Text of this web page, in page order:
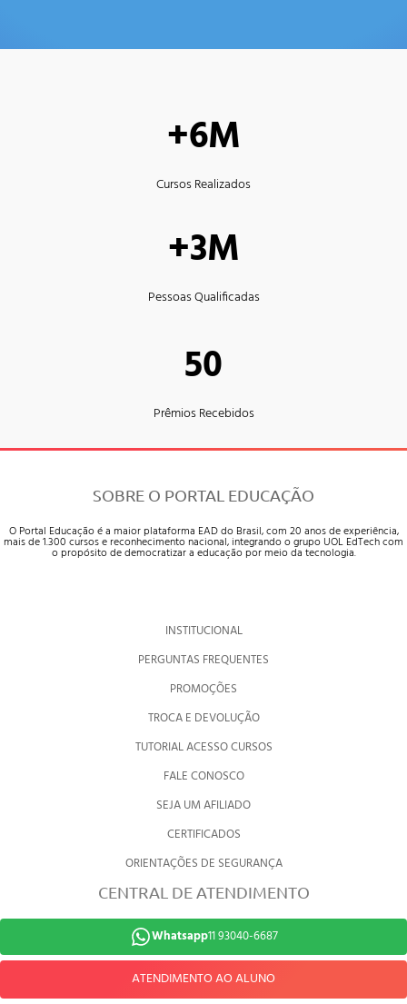
+6M
Cursos Realizados
+3M
Pessoas Qualificadas
50
Prêmios Recebidos
SOBRE O PORTAL EDUCAÇÃO
O Portal Educação é a maior plataforma EAD do Brasil, com 20 anos de experiência,
mais de 1.300 cursos e reconhecimento nacional, integrando o grupo UOL EdTech com
o propósito de democratizar a educação por meio da tecnologia.
INSTITUCIONAL
PERGUNTAS FREQUENTES
PROMOÇÕES
TROCA E DEVOLUÇÃO
TUTORIAL ACESSO CURSOS
FALE CONOSCO
SEJA UM AFILIADO
CERTIFICADOS
ORIENTAÇÕES DE SEGURANÇA
CENTRAL DE ATENDIMENTO
Whatsapp11 93040-6687
ATENDIMENTO AO ALUNO